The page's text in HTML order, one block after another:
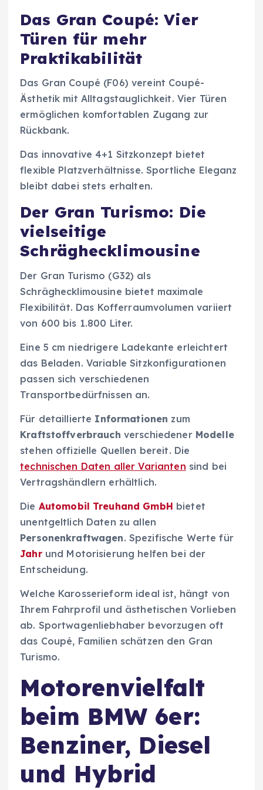
Das Gran Coupé: Vier
Türen für mehr
Praktikabilität
Das Gran Coupé (F06) vereint Coupé-
Ästhetik mit Alltagstauglichkeit. Vier Türen
ermöglichen komfortablen Zugang zur
Rückbank.
Das innovative 4+1 Sitzkonzept bietet
flexible Platzverhältnisse. Sportliche Eleganz
bleibt dabei stets erhalten.
Der Gran Turismo: Die
vielseitige
Schräghecklimousine
Der Gran Turismo (G32) als
Schräghecklimousine bietet maximale
Flexibilität. Das Kofferraumvolumen variiert
von 600 bis 1.800 Liter.
Eine 5 cm niedrigere Ladekante erleichtert
das Beladen. Variable Sitzkonfigurationen
passen sich verschiedenen
Transportbedürfnissen an.
Für detaillierte Informationen zum
Kraftstoffverbrauch verschiedener Modelle
stehen offizielle Quellen bereit. Die
technischen Daten aller Varianten sind bei
Vertragshändlern erhältlich.
Die Automobil Treuhand GmbH bietet
unentgeltlich Daten zu allen
Personenkraftwagen. Spezifische Werte für
Jahrund Motorisierung helfen bei der
Entscheidung.
Welche Karosserieform ideal ist, hängt von
Ihrem Fahrprofil und ästhetischen Vorlieben
ab. Sportwagenliebhaber bevorzugen oft
das Coupé, Familien schätzen den Gran
Turismo.
Motorenvielfalt
beim BMW 6er:
Benziner, Diesel
und Hybrid